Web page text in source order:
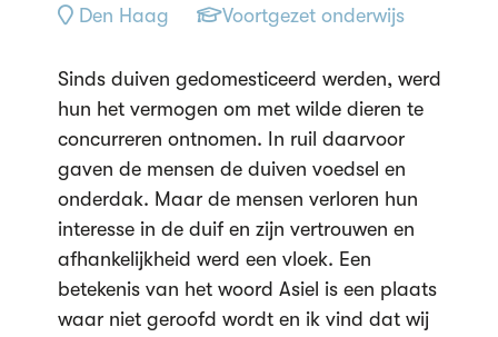
Den Haag Voortgezet onderwijs
Sinds duiven gedomesticeerd werden, werd
hun het vermogen om met wilde dieren te
concurreren ontnomen. In ruil daarvoor
gaven de mensen de duiven voedsel en
onderdak. Maar de mensen verloren hun
interesse in de duif en zijn vertrouwen en
afhankelijkheid werd een vloek. Een
betekenis van het woord Asiel is een plaats
waar niet geroofd wordt en ik vind dat wij